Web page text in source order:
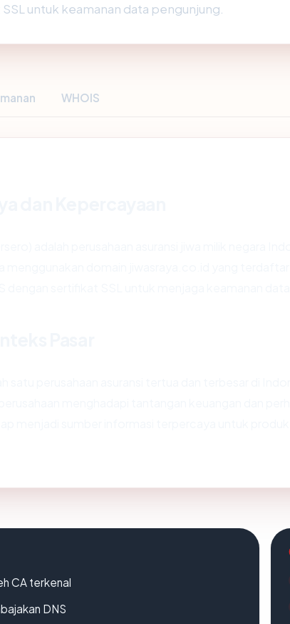
untuk keamanan data pengunjung.
WHOIS
CA terkenal
DNS